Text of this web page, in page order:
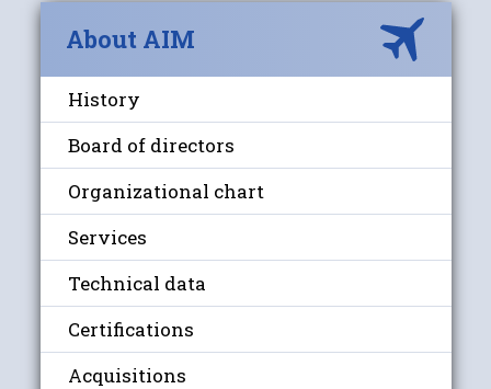
About AIM
History
Board of directors
Organizational chart
Services
Technical data
Certifications
Acquisitions